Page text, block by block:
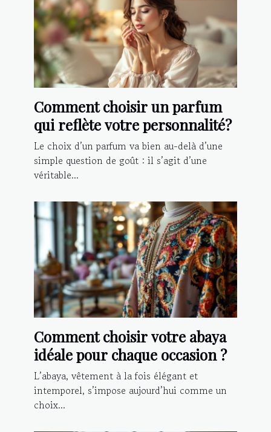
Comment choisir un parfum
qui reflète votre personnalité?
Le choix d’un parfum va bien au-delà d’une
simple question de goût : il s’agit d’une
véritable...
Comment choisir votre abaya
idéale pour chaque occasion ?
L’abaya, vêtement à la fois élégant et
intemporel, s’impose aujourd’hui comme un
choix...